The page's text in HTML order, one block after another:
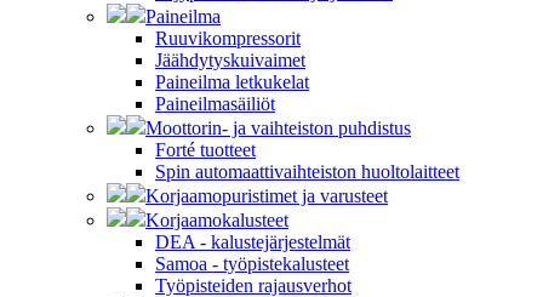
Paineilma
Ruuvikompressorit
Jäähdytyskuivaimet
Paineilma letkukelat
Paineilmasäiliöt
Moottorin- ja vaihteiston puhdistus
Forté tuotteet
Spin automaattivaihteiston huoltolaitteet
Korjaamopuristimet ja varusteet
Korjaamokalusteet
DEA - kalustejärjestelmät
Samoa - työpistekalusteet
Työpisteiden rajausverhot